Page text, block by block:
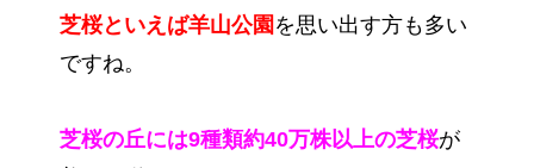
芝桜といえば羊山公園 を思い出す方も多い
ですね。
芝桜の丘には9種類約40万株以上の芝桜が